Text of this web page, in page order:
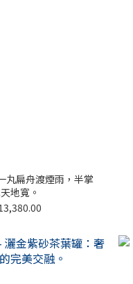
丸扁舟渡煙雨，半掌
地寬。